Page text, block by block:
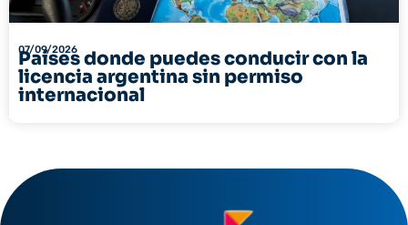
07/09/2026
Países donde puedes conducir con la
licencia argentina sin permiso
internacional